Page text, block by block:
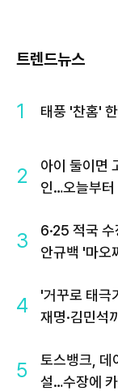
트렌드뉴스
1 태풍 '찬홈'
2
아이 둘이면
인…오늘부터
3
6·25 적국
안규백 '마오
4
'거꾸로 태극
재명·김민석
5
토스뱅크, 데
설…수장에